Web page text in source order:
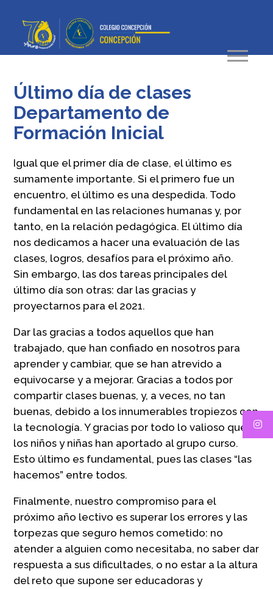
Último día de clases
Departamento de
Formación Inicial
Igual que el primer día de clase, el último es
sumamente importante. Si el primero fue un
encuentro, el último es una despedida. Todo
fundamental en las relaciones humanas y, por
tanto, en la relación pedagógica. El último día
nos dedicamos a hacer una evaluación de las
clases, logros, desafíos para el próximo año.
Sin embargo, las dos tareas principales del
último día son otras: dar las gracias y
proyectarnos para el 2021.
Dar las gracias a todos aquellos que han
trabajado, que han confiado en nosotros para
aprender y cambiar, que se han atrevido a
equivocarse y a mejorar. Gracias a todos por
compartir clases buenas, y, a veces, no tan
buenas, debido a los innumerables tropiezos con
la tecnología. Y gracias por todo lo valioso que
los niños y niñas han aportado al grupo curso.
Esto último es fundamental, pues las clases “las
hacemos” entre todos.
Finalmente, nuestro compromiso para el
próximo año lectivo es superar los errores y las
torpezas que seguro hemos cometido: no
atender a alguien como necesitaba, no saber dar
respuesta a sus dificultades, o no estar a la altura
del reto que supone ser educadoras y